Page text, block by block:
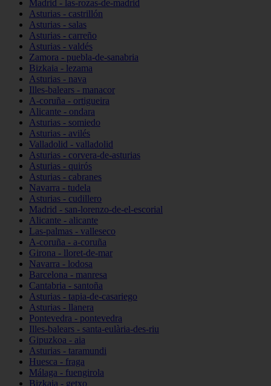
Madrid - las-rozas-de-madrid
Asturias - castrillón
Asturias - salas
Asturias - carreño
Asturias - valdés
Zamora - puebla-de-sanabria
Bizkaia - lezama
Asturias - nava
Illes-balears - manacor
A-coruña - ortigueira
Alicante - ondara
Asturias - somiedo
Asturias - avilés
Valladolid - valladolid
Asturias - corvera-de-asturias
Asturias - quirós
Asturias - cabranes
Navarra - tudela
Asturias - cudillero
Madrid - san-lorenzo-de-el-escorial
Alicante - alicante
Las-palmas - valleseco
A-coruña - a-coruña
Girona - lloret-de-mar
Navarra - lodosa
Barcelona - manresa
Cantabria - santoña
Asturias - tapia-de-casariego
Asturias - llanera
Pontevedra - pontevedra
Illes-balears - santa-eulària-des-riu
Gipuzkoa - aia
Asturias - taramundi
Huesca - fraga
Málaga - fuengirola
Bizkaia - getxo